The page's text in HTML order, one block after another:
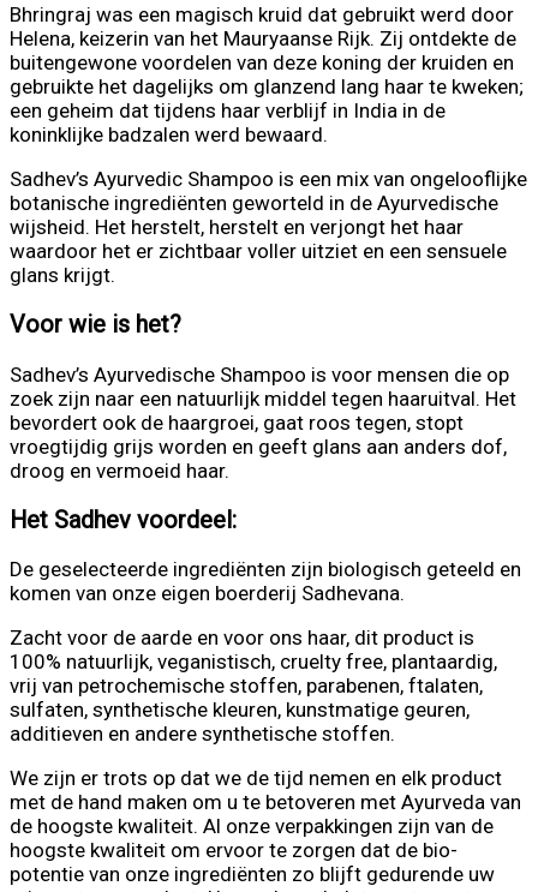
Bhringraj was een magisch kruid dat gebruikt werd door
Helena, keizerin van het Mauryaanse Rijk. Zij ontdekte de
buitengewone voordelen van deze koning der kruiden en
gebruikte het dagelijks om glanzend lang haar te kweken;
een geheim dat tijdens haar verblijf in India in de
koninklijke badzalen werd bewaard.
Sadhev’s Ayurvedic Shampoo is een mix van ongelooflijke
botanische ingrediënten geworteld in de Ayurvedische
wijsheid. Het herstelt, herstelt en verjongt het haar
waardoor het er zichtbaar voller uitziet en een sensuele
glans krijgt.
Voor wie is het?
Sadhev’s Ayurvedische Shampoo is voor mensen die op
zoek zijn naar een natuurlijk middel tegen haaruitval. Het
bevordert ook de haargroei, gaat roos tegen, stopt
vroegtijdig grijs worden en geeft glans aan anders dof,
droog en vermoeid haar.
Het Sadhev voordeel:
De geselecteerde ingrediënten zijn biologisch geteeld en
komen van onze eigen boerderij Sadhevana.
Zacht voor de aarde en voor ons haar, dit product is
100% natuurlijk, veganistisch, cruelty free, plantaardig,
vrij van petrochemische stoffen, parabenen, ftalaten,
sulfaten, synthetische kleuren, kunstmatige geuren,
additieven en andere synthetische stoffen.
We zijn er trots op dat we de tijd nemen en elk product
met de hand maken om u te betoveren met Ayurveda van
de hoogste kwaliteit. Al onze verpakkingen zijn van de
hoogste kwaliteit om ervoor te zorgen dat de bio-
potentie van onze ingrediënten zo blijft gedurende uw